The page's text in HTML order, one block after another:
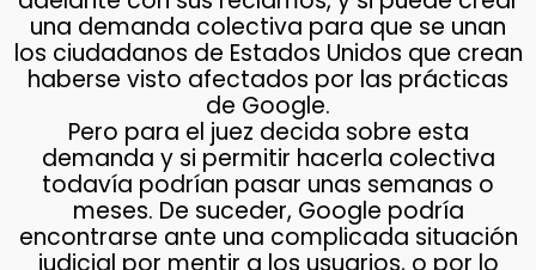
una demanda colectiva para que se unan
los ciudadanos de Estados Unidos que crean
haberse visto afectados por las prácticas
de Google.
Pero para el juez decida sobre esta
demanda y si permitir hacerla colectiva
todavía podrían pasar unas semanas o
meses. De suceder, Google podría
encontrarse ante una complicada situación
judicial por mentir a los usuarios, o por lo